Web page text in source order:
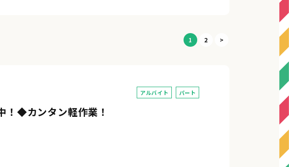
1 2 >
アルバイト パート
！◆カンタン軽作業！